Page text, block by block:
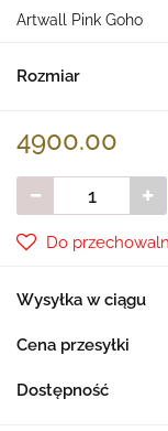
Artwall Pink Goho
Rozmiar
4900.00
Do
Wysyłka w ciągu
Cena przesyłki
Dostępność